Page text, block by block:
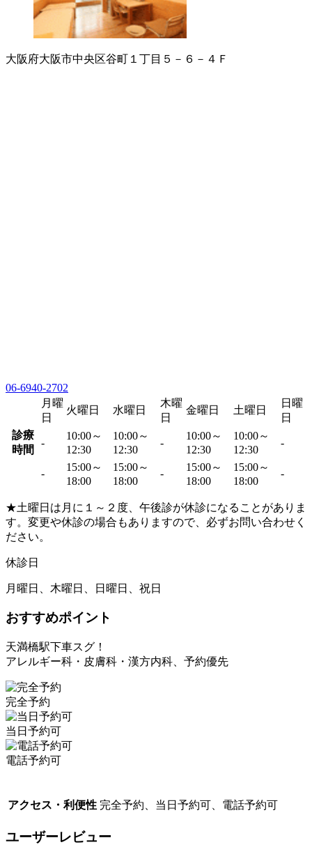
大阪府大阪市中央区谷町１丁目５－６－４Ｆ
06-6940-2702
月曜
日
火曜日 水曜日
木曜
日
金曜日 土曜日
日曜
日
診療
時間
-
10:00～
12:30
10:00～
12:30
-
10:00～
12:30
10:00～
12:30
-
-
15:00～
18:00
15:00～
18:00
-
15:00～
18:00
15:00～
18:00
-
★土曜日は月に１～２度、午後診が休診になることがありま
す。変更や休診の場合もありますので、必ずお問い合わせく
ださい。
休診日
月曜日、木曜日、日曜日、祝日
おすすめポイント
天満橋駅下車スグ！
アレルギー科・皮膚科・漢方内科、予約優先
完全予約
当日予約可
電話予約可
アクセス・利便性 完全予約、当日予約可、電話予約可
ユーザーレビュー